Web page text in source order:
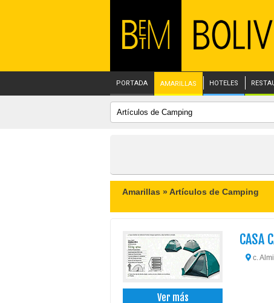
PORTADA AMARILLAS HOTELES
Amarillas »Artículos de Camping
Ver más
CASA
c.